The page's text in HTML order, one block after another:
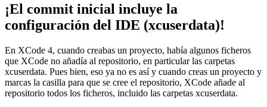
¡El commit inicial incluye la
configuración del IDE (xcuserdata)!
En XCode 4, cuando creabas un proyecto, había algunos ficheros
que XCode no añadía al repositorio, en particular las carpetas
xcuserdata. Pues bien, eso ya no es así y cuando creas un proyecto y
marcas la casilla para que se cree el repositorio, XCode añade al
repositorio todos los ficheros, incluido las carpetas xcuserdata.